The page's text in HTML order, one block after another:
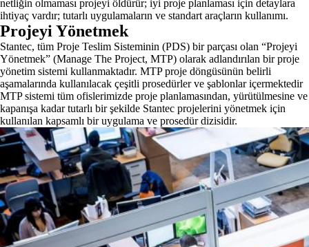
netliğin olmaması projeyi öldürür; iyi proje planlaması için detaylara
ihtiyaç vardır; tutarlı uygulamaların ve standart araçların kullanımı.
Projeyi Yönetmek
Stantec, tüm Proje Teslim Sisteminin (PDS) bir parçası olan “Projeyi
Yönetmek” (Manage The Project, MTP) olarak adlandırılan bir proje
yönetim sistemi kullanmaktadır. MTP proje döngüsünün belirli
aşamalarında kullanılacak çeşitli prosedürler ve şablonlar içermektedir
MTP sistemi tüm ofislerimizde proje planlamasından, yürütülmesine ve
kapanışa kadar tutarlı bir şekilde Stantec projelerini yönetmek için
kullanılan kapsamlı bir uygulama ve prosedür dizisidir.